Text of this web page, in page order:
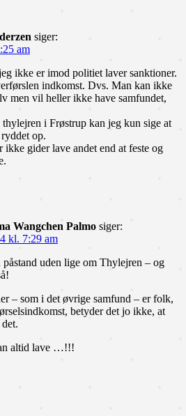
siger:
am
ikke er imod politiet laver sanktioner.
indkomst. Dvs. Man kan ikke
men vil heller ikke have samfundet,
i Frøstrup kan jeg kun sige at
op.
ikke gider lave andet end at feste og
Wangchen Palmo siger:
kl. 7:29 am
uden lige om Thylejren – og
– som i det øvrige samfund – er folk,
betyder det jo ikke, at
altid lave …!!!